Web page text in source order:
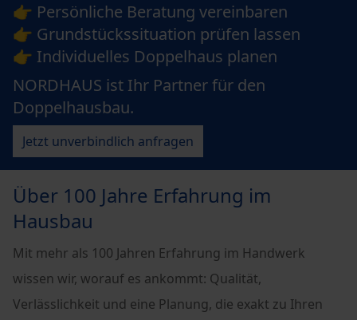
👉 Persönliche Beratung vereinbaren
👉 Grundstückssituation prüfen lassen
👉 Individuelles Doppelhaus planen
NORDHAUS ist Ihr Partner für den
Doppelhausbau.
Jetzt unverbindlich anfragen
Über 100 Jahre Erfahrung im
Hausbau
Mit mehr als 100 Jahren Erfahrung im Handwerk
wissen wir, worauf es ankommt: Qualität,
Verlässlichkeit und eine Planung, die exakt zu Ihren